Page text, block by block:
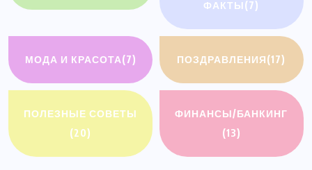
ФАКТЫ(7)
МОДА И КРАСОТА(7) ПОЗДРАВЛЕНИЯ(17)
ПОЛЕЗНЫЕ СОВЕТЫ
(20)
ФИНАНСЫ/БАНКИНГ
(13)